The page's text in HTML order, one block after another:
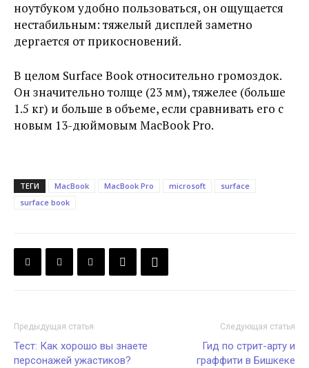
ноутбуком удобно пользоваться, он ощущается
нестабильным: тяжелый дисплей заметно
дергается от прикосновений.
В целом Surface Book относительно громоздок.
Он значительно толще (23 мм), тяжелее (больше
1.5 кг) и больше в объеме, если сравнивать его с
новым 13-дюймовым MacBook Pro.
ТЕГИ MacBook MacBook Pro microsoft
surface
surface book
Предыдущая статья
Тест: Как хорошо вы знаете
персонажей ужастиков?
Следующая статья
Гид по стрит-арту и
граффити в Бишкеке